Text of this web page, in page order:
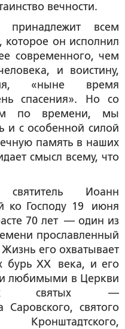
вечности.
принадлежит всем
которое он исполнил
современного, чем
и воистину,
«ныне время
спасения». Но со
по времени, мы
и с особенной силой
память в наших
смысл всему, что
Иоанн
ко Господу 19 июня
70 лет — один из
прославленный
его охватывает
бурь XX века, и его
любимыми в Церкви
святых —
святого